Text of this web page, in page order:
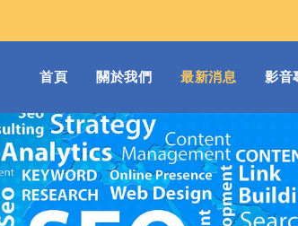
首頁(current)
關於我們 最新消息 影音